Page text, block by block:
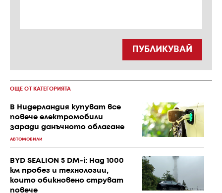
ПУБЛИКУВАЙ
ОЩЕ ОТ КАТЕГОРИЯТА
В Нидерландия купуват все
повече електромобили
заради данъчното облагане
АВТОМОБИЛИ
BYD SEALION 5 DM-i: Над 1000
км пробег и технологии,
които обикновено струват
повече